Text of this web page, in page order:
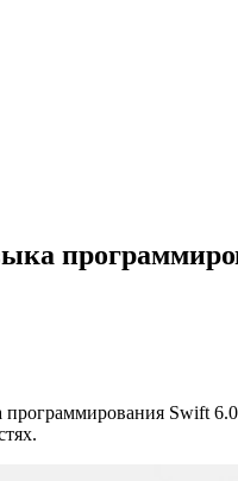
программирования Swift